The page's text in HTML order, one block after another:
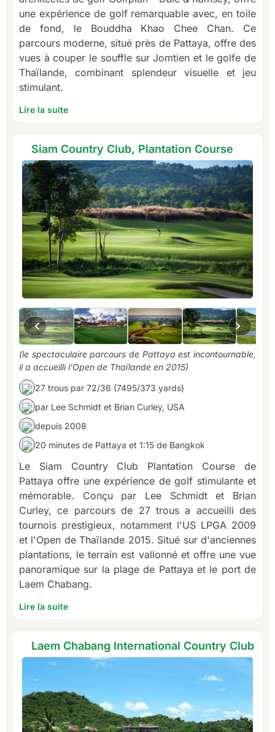
une expérience de golf remarquable avec, en toile
de fond, le Bouddha Khao Chee Chan. Ce
parcours moderne, situé près de Pattaya, offre des
vues à couper le souffle sur Jomtien et le golfe de
Thaïlande, combinant splendeur visuelle et jeu
stimulant.
Lire la suite
Siam Country Club, Plantation Course
(le spectaculaire parcours de Pattaya est incontournable,
il a accueilli l'Open de Thaïlande en 2015)
27 trous par 72/36 (7495/373 yards)
par Lee Schmidt et Brian Curley, USA
depuis 2008
20 minutes de Pattaya et 1:15 de Bangkok
Le Siam Country Club Plantation Course de
Pattaya offre une expérience de golf stimulante et
mémorable. Conçu par Lee Schmidt et Brian
Curley, ce parcours de 27 trous a accueilli des
tournois prestigieux, notamment l'US LPGA 2009
et l'Open de Thaïlande 2015. Situé sur d'anciennes
plantations, le terrain est vallonné et offre une vue
panoramique sur la plage de Pattaya et le port de
Laem Chabang.
Lire la suite
Laem Chabang International Country Club